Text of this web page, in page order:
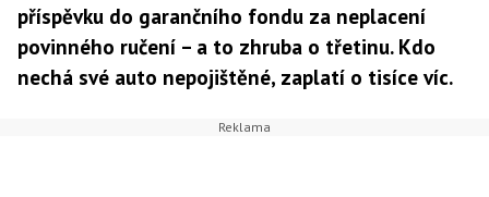
příspěvku do garančního fondu za neplacení
povinného ručení – a to zhruba o třetinu. Kdo
nechá své auto nepojištěné, zaplatí o tisíce víc.